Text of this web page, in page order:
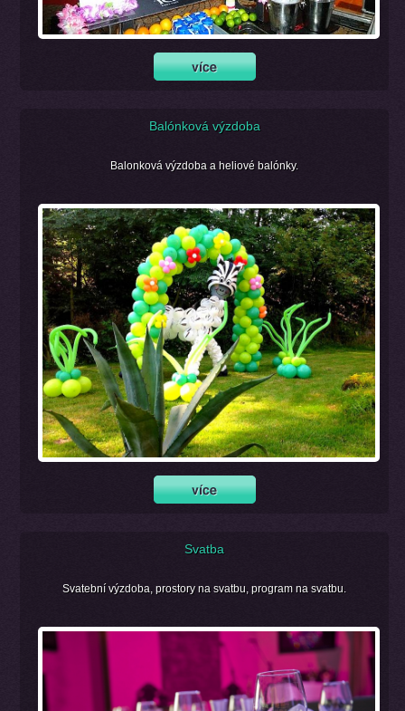
Balónková výzdoba
Balonková výzdoba a heliové balónky.
Svatba
Svatební výzdoba, prostory na svatbu, program na svatbu.